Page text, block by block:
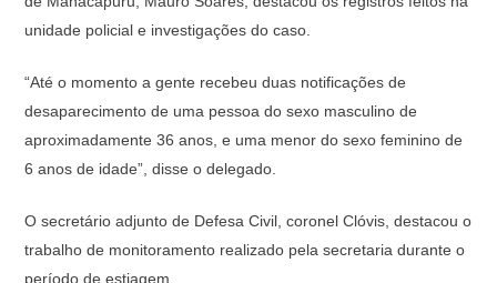
unidade policial e investigações do caso.
“Até o momento a gente recebeu duas notificações de
desaparecimento de uma pessoa do sexo masculino de
aproximadamente 36 anos, e uma menor do sexo feminino de
6 anos de idade”, disse o delegado.
O secretário adjunto de Defesa Civil, coronel Clóvis, destacou o
trabalho de monitoramento realizado pela secretaria durante o
período de estiagem.